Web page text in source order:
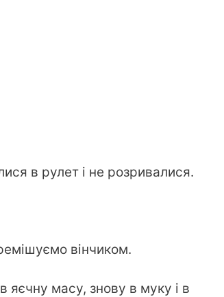
в рулет і не розривалися.
вінчиком.
яєчну масу, знову в муку і в